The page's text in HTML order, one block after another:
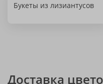
Букеты из лизиантусов
Доставка